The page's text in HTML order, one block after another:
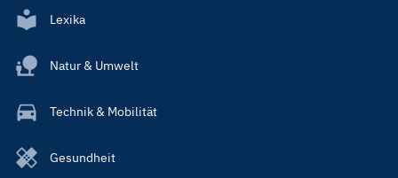
Lexika
Natur & Umwelt
Technik & Mobilität
Gesundheit